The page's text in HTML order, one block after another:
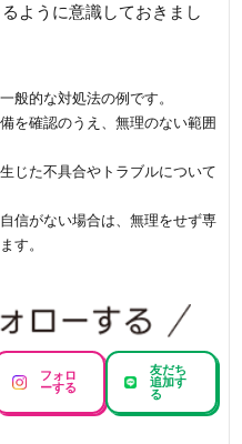
ように意識しておきまし
般的な対処法の例です。
を確認のうえ、無理のない範囲
じた不具合やトラブルについて
信がない場合は、無理をせず専
す。
フォロ
ーする
友だち
追加す
る